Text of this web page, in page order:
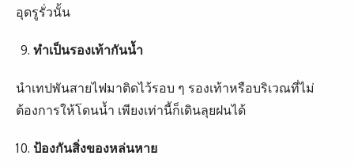
อุดรูรั่วนั้น
ทำเป็นรองเท้ากันน้ำ
นำเทปพันสายไฟมาติดไว้รอบ ๆ รองเท้าหรือบริเวณที่ไม่
ต้องการให้โดนน้ำ เพียงเท่านี้ก็เดินลุยฝนได้
ป้องกันสิ่งของหล่นหาย